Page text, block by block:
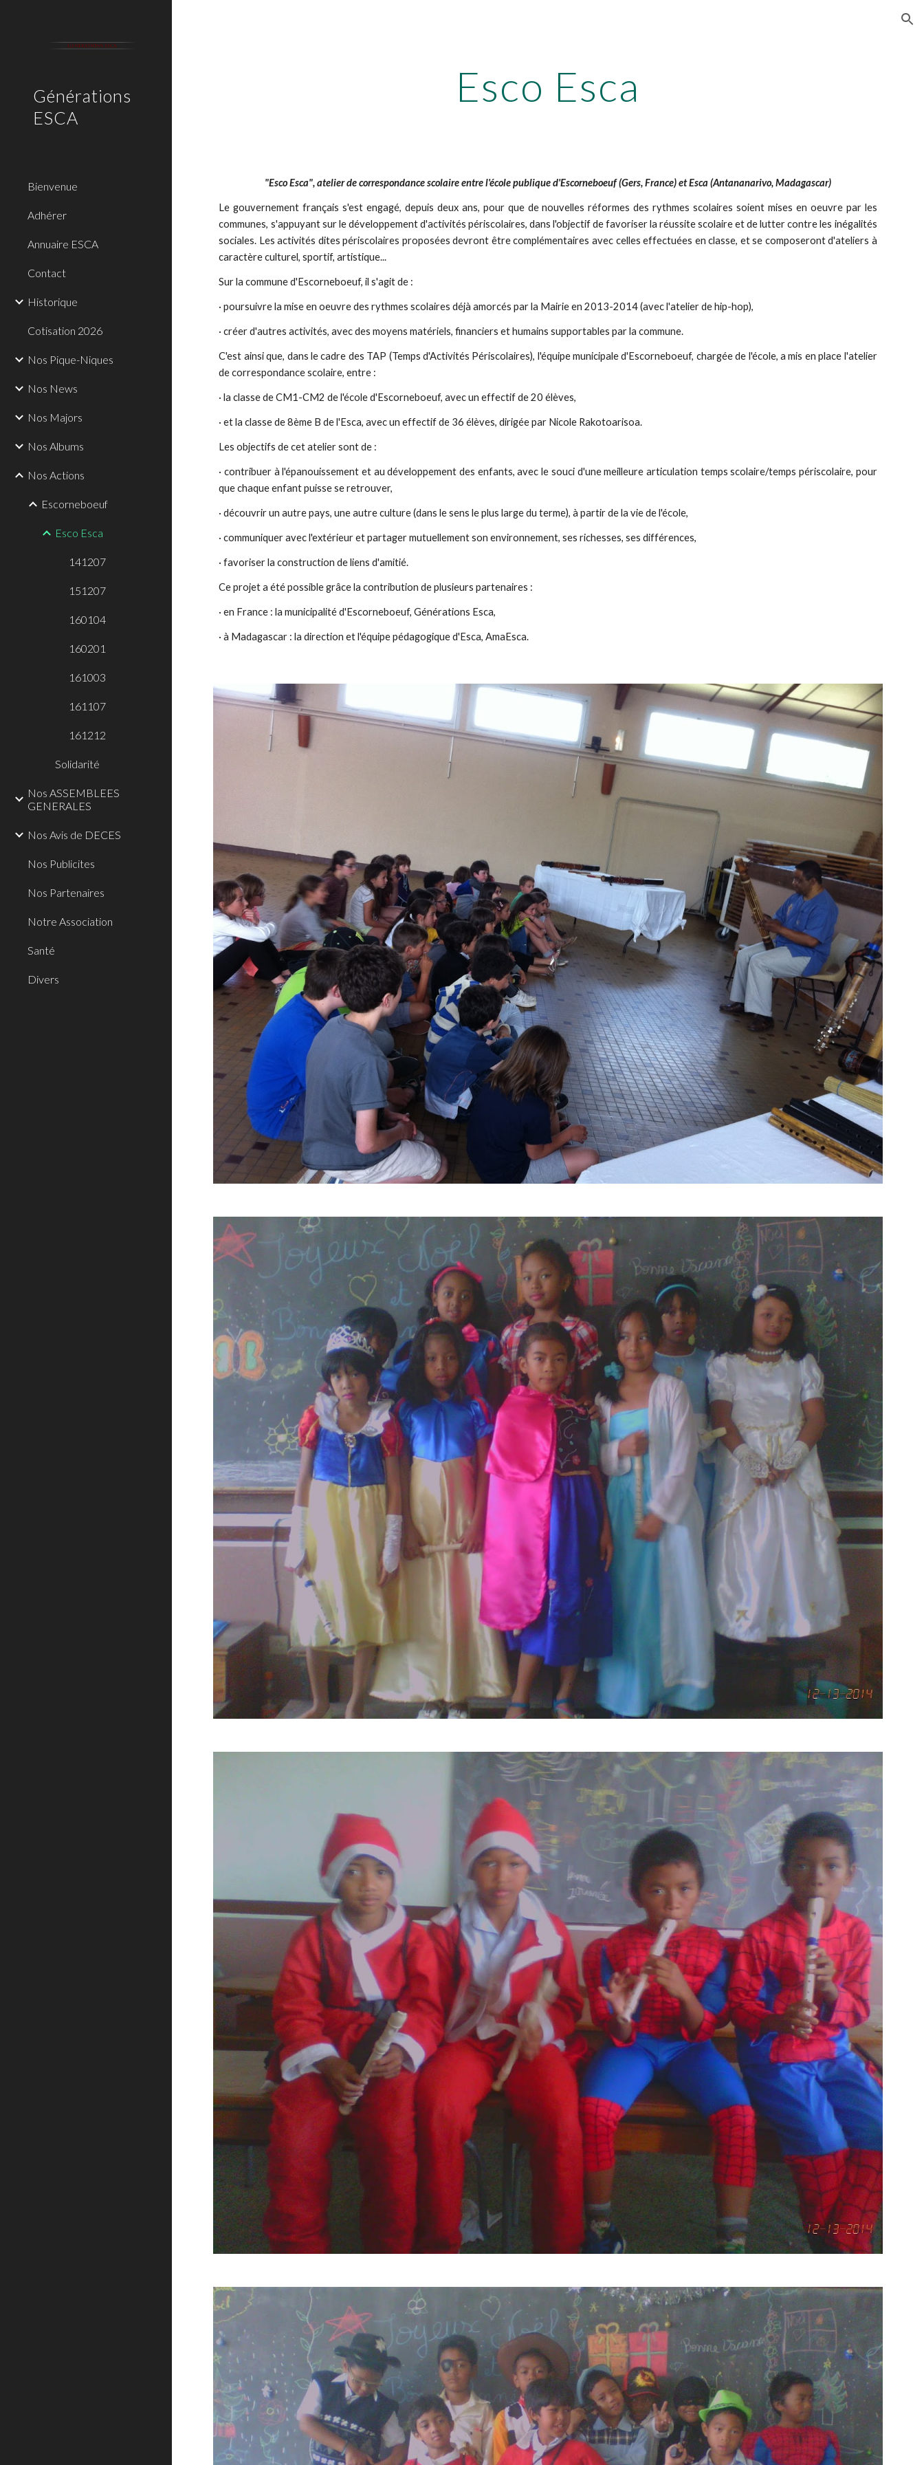
Générations
ESCA
Bienvenue
Adhérer
Annuaire ESCA
Contact
Historique
Cotisation 2026
Nos Pique-Niques
Nos News
Nos Majors
Nos Albums
Nos Actions
Escorneboeuf
Esco Esca
141207
151207
160104
160201
161003
161107
161212
Solidarité
Nos ASSEMBLEES
GENERALES
Nos Avis de DECES
Nos Publicites
Nos Partenaires
Notre Association
Santé
Divers
Esco Esca
"Esco Esca", atelier de correspondance scolaire entre l'école publique d'Escorneboeuf (Gers, France) et Esca (Antananarivo, Madagascar)
Le gouvernement français s'est engagé, depuis deux ans, pour que de nouvelles réformes des rythmes scolaires soient mises en oeuvre par les
communes, s'appuyant sur le développement d'activités périscolaires, dans l'objectif de favoriser la réussite scolaire et de lutter contre les inégalités
sociales. Les activités dites périscolaires proposées devront être complémentaires avec celles effectuées en classe, et se composeront d'ateliers à
caractère culturel, sportif, artistique...
Sur la commune d'Escorneboeuf, il s'agit de :
· poursuivre la mise en oeuvre des rythmes scolaires déjà amorcés par la Mairie en 2013-2014 (avec l'atelier de hip-hop),
· créer d'autres activités, avec des moyens matériels, financiers et humains supportables par la commune.
C'est ainsi que, dans le cadre des TAP (Temps d'Activités Périscolaires), l'équipe municipale d'Escorneboeuf, chargée de l'école, a mis en place l'atelier
de correspondance scolaire, entre :
· la classe de CM1-CM2 de l'école d'Escorneboeuf, avec un effectif de 20 élèves,
· et la classe de 8ème B de l'Esca, avec un effectif de 36 élèves, dirigée par Nicole Rakotoarisoa.
Les objectifs de cet atelier sont de :
· contribuer à l'épanouissement et au développement des enfants, avec le souci d'une meilleure articulation temps scolaire/temps périscolaire, pour
que chaque enfant puisse se retrouver,
· découvrir un autre pays, une autre culture (dans le sens le plus large du terme), à partir de la vie de l'école,
· communiquer avec l'extérieur et partager mutuellement son environnement, ses richesses, ses différences,
· favoriser la construction de liens d'amitié.
Ce projet a été possible grâce la contribution de plusieurs partenaires :
· en France : la municipalité d'Escorneboeuf, Générations Esca,
· à Madagascar : la direction et l'équipe pédagogique d'Esca, AmaEsca.